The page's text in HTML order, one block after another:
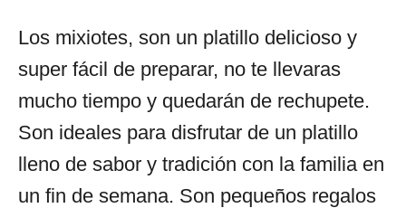
Los mixiotes, son un platillo delicioso y
super fácil de preparar, no te llevaras
mucho tiempo y quedarán de rechupete.
Son ideales para disfrutar de un platillo
lleno de sabor y tradición con la familia en
un fin de semana. Son pequeños regalos